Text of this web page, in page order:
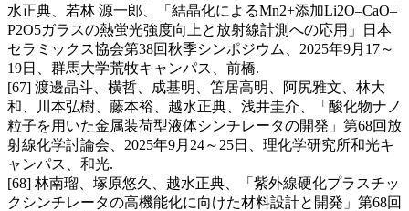
水正典、若林 源一郎、「結晶化によるMn2+添加Li2O–CaO–
P2O5ガラスの熱蛍光強度向上と放射線計測への応用」日本
セラミックス協会第38回秋季シンポジウム、2025年9月17～
19日、群馬大学荒牧キャンパス、前橋.
[67] 渡邊晶斗、横哲、成基明、笘居高明、阿尻雅文、林大
和、川本弘樹、藤本裕、越水正典、浅井圭介、「酸化物ナノ
粒子を用いた金属装荷型液体シンチレータの開発」第68回放
射線化学討論会、2025年9月24～25日、理化学研究所和光キ
ャンパス、和光.
[68] 林南瑠、塚原悠久、越水正典、「紫外線硬化プラスチッ
クシンチレータの高機能化に向けた材料設計と開発」第68回